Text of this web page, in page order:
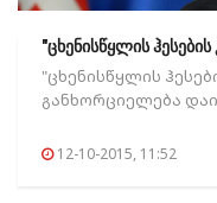
"ცხენისწყლის
"ცხენისწყლის
განხორციელება
12-10-2015, 11:52